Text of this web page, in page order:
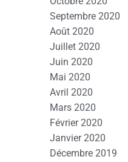
Septembre 2020
Août 2020
Juillet 2020
Juin 2020
Mai 2020
Avril 2020
Mars 2020
Février 2020
Janvier 2020
Décembre 2019